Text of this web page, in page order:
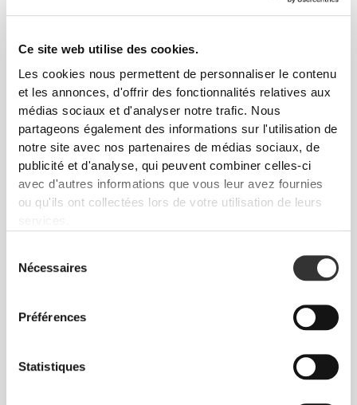
Ce site web utilise des cookies.
Les cookies nous permettent de personnaliser le contenu
et les annonces, d'offrir des fonctionnalités relatives aux
médias sociaux et d'analyser notre trafic. Nous
partageons également des informations sur l'utilisation de
notre site avec nos partenaires de médias sociaux, de
publicité et d'analyse, qui peuvent combiner celles-ci
avec d'autres informations que vous leur avez fournies
ou qu'ils ont collectées lors de votre utilisation de leurs
Nécessaires
Préférences
Statistiques
6